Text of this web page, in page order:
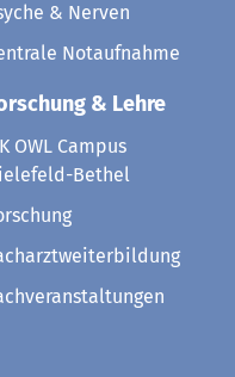
& Nerven
Notaufnahme
& Lehre
OWL Campus
Bethel